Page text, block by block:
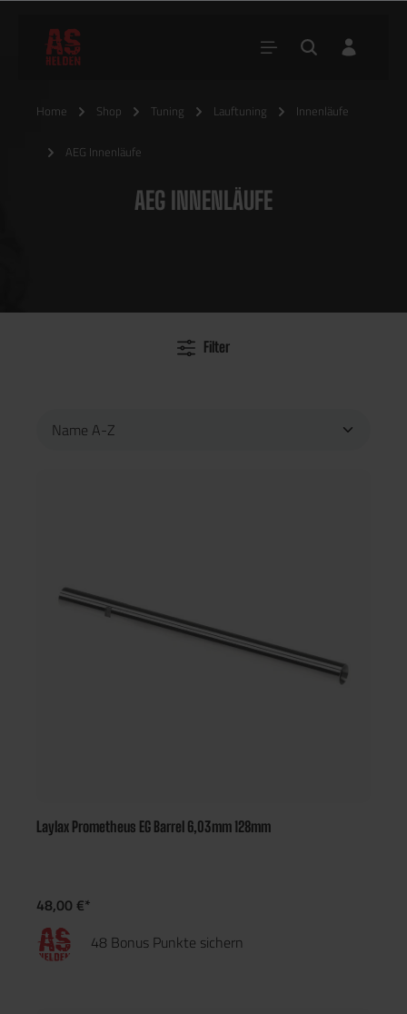
Home Shop Tuning Lauftuning Innenläufe
AEG Innenläufe
AEG INNENLÄUFE
Filter
Laylax Prometheus EG Barrel 6,03mm 128mm
48,00 €*
48 Bonus Punkte sichern